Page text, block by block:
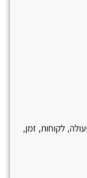
לקוחות, זמן,